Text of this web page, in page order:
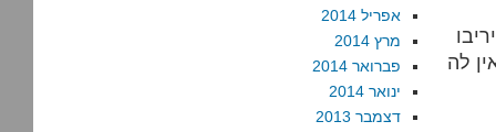
לה
אפריל 2014
מרץ 2014
פברואר 2014
ינואר 2014
דצמבר 2013